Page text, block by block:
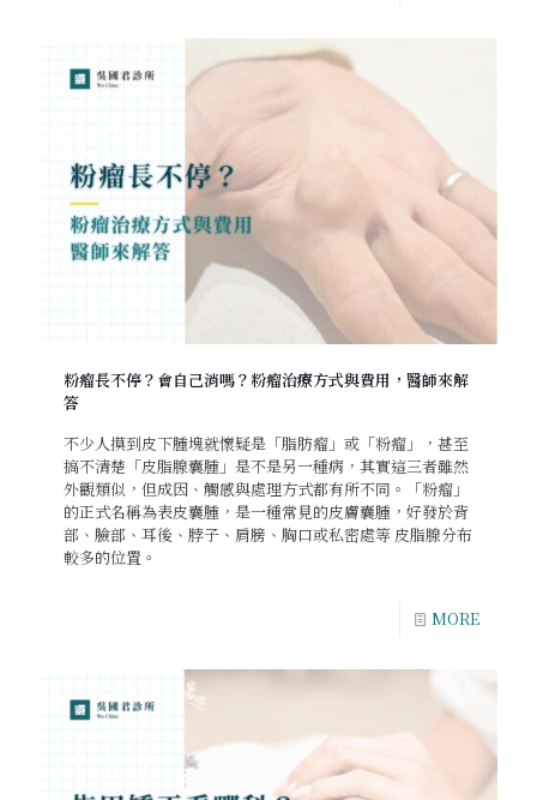
粉瘤長不停？會自己消嗎？粉瘤治療方式與費用，醫師來解
答
不少人摸到皮下腫塊就懷疑是「脂肪瘤」或「粉瘤」，甚至
搞不清楚「皮脂腺囊腫」是不是另一種病，其實這三者雖然
外觀類似，但成因、觸感與處理方式都有所不同。「粉瘤」
的正式名稱為表皮囊腫，是一種常見的皮膚囊腫，好發於背
部、臉部、耳後、脖子、肩膀、胸口或私密處等 皮脂腺分布
較多的位置。
MORE